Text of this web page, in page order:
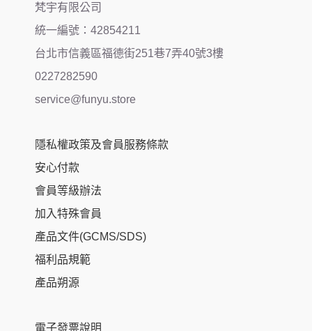
梵宇有限公司
統一編號：42854211
台北市信義區福德街251巷7弄40號3樓
0227282590
service@funyu.store
隱私權政策及會員服務條款
安心付款
會員等級辦法
加入特殊會員
產品文件(GCMS/SDS)
福利品規範
產品朔源
電子發票說明